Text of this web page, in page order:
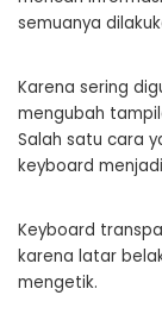
semuanya
Karena sering
mengubah
Salah satu cara
keyboard
Keyboard
karena latar
mengetik.